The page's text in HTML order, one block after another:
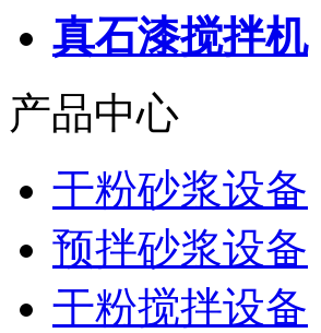
真石漆搅拌机
产品中心
干粉砂浆设备
预拌砂浆设备
干粉搅拌设备